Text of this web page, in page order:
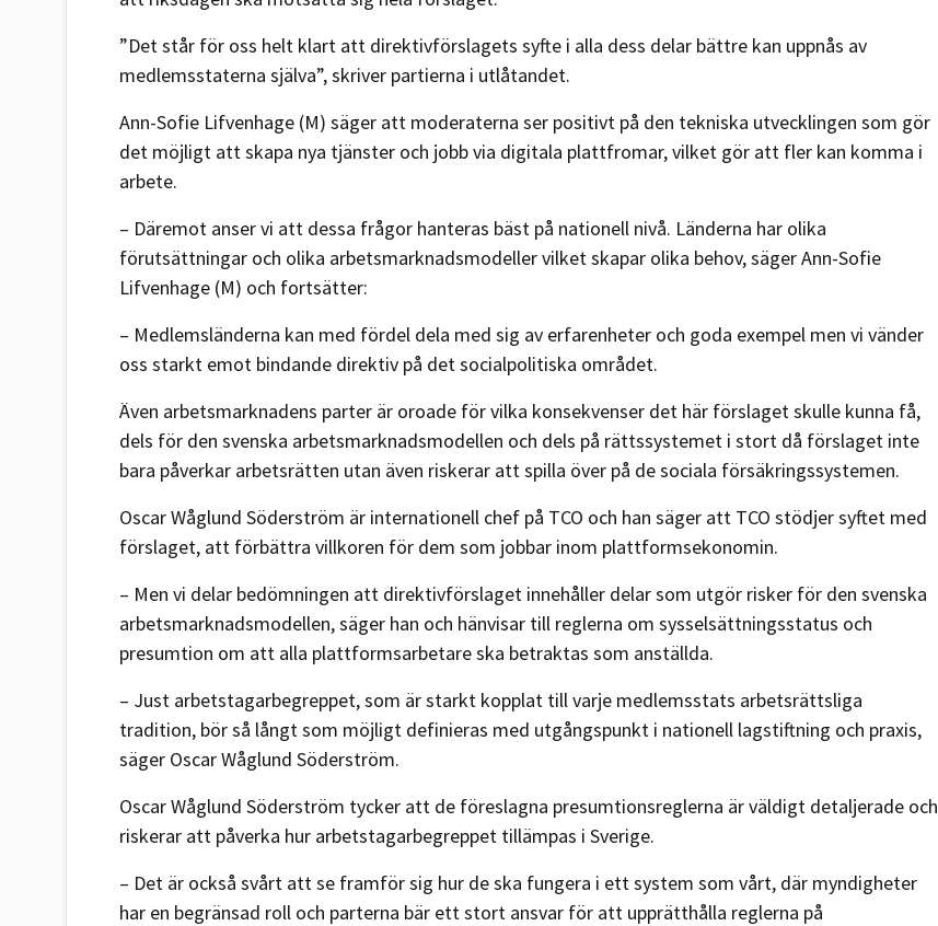
”Det står för oss helt klart att direktivförslagets syfte i alla dess delar bättre kan uppnås av
medlemsstaterna själva”, skriver partierna i utlåtandet.
Ann-Sofie Lifvenhage (M) säger att moderaterna ser positivt på den tekniska utvecklingen som gör
det möjligt att skapa nya tjänster och jobb via digitala plattfromar, vilket gör att fler kan komma i
arbete.
– Däremot anser vi att dessa frågor hanteras bäst på nationell nivå. Länderna har olika
förutsättningar och olika arbetsmarknadsmodeller vilket skapar olika behov, säger Ann-Sofie
Lifvenhage (M) och fortsätter:
– Medlemsländerna kan med fördel dela med sig av erfarenheter och goda exempel men vi vänder
oss starkt emot bindande direktiv på det socialpolitiska området.
Även arbetsmarknadens parter är oroade för vilka konsekvenser det här förslaget skulle kunna få,
dels för den svenska arbetsmarknadsmodellen och dels på rättssystemet i stort då förslaget inte
bara påverkar arbetsrätten utan även riskerar att spilla över på de sociala försäkringssystemen.
Oscar Wåglund Söderström är internationell chef på TCO och han säger att TCO stödjer syftet med
förslaget, att förbättra villkoren för dem som jobbar inom plattformsekonomin.
– Men vi delar bedömningen att direktivförslaget innehåller delar som utgör risker för den svenska
arbetsmarknadsmodellen, säger han och hänvisar till reglerna om sysselsättningsstatus och
presumtion om att alla plattformsarbetare ska betraktas som anställda.
– Just arbetstagarbegreppet, som är starkt kopplat till varje medlemsstats arbetsrättsliga
tradition, bör så långt som möjligt definieras med utgångspunkt i nationell lagstiftning och praxis,
säger Oscar Wåglund Söderström.
Oscar Wåglund Söderström tycker att de föreslagna presumtionsreglerna är väldigt detaljerade och
riskerar att påverka hur arbetstagarbegreppet tillämpas i Sverige.
– Det är också svårt att se framför sig hur de ska fungera i ett system som vårt, där myndigheter
har en begränsad roll och parterna bär ett stort ansvar för att upprätthålla reglerna på